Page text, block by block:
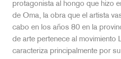
protagonista al hongo que hizo
de Oma, la obra que el artista
cabo en los años 80 en la
de arte pertenece al movimiento
caracteriza principalmente por